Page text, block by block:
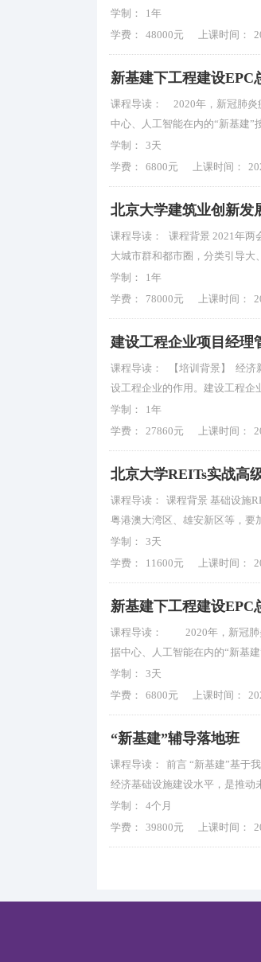
学制：
1年
学费：
48000元 上课时间：
新基建下工程建设EPC
课程导读：
2020年，新冠肺炎
中心、人工智能在内的“新基建”
学制：
3天
学费：
6800元 上课时间：
北京大学建筑业创新发
课程导读：
课程背景 2021年两
大城市群和都市圈，分类引导
学制：
1年
学费：
78000元 上课时间：
建设工程企业项目经理
课程导读：
【培训背景】 经
设工程企业的作用。建设工程企
学制：
1年
学费：
27860元 上课时间：
北京大学REITs实战高
课程导读：
课程背景 基础设施
粤港澳大湾区、雄安新区等，要
学制：
3天
学费：
11600元 上课时间：
新基建下工程建设EPC
课程导读：
2020年，新冠肺
据中心、人工智能在内的“新基
学制：
3天
学费：
6800元 上课时间：
“新基建”辅导落地班
课程导读：
前言 “新基建”基于
经济基础设施建设水平，是推动
学制：
4个月
学费：
39800元 上课时间：